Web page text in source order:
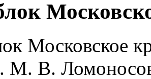
Московское
В.